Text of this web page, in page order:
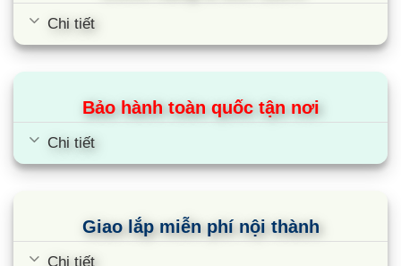
Sự kết hợp giữa công nghệ biến tần (inverter) tiết
kiệm điện và máy nén Swing độc quyền, sử dụng
môi chất làm lạnh thế hệ mới nhất gas R32, với
R22 khiến Daikin FTKB60ZVMV có hiệu suất năng
lượng vượt trội. Trong thực nghiệm của Quatest3
Chi tiết
Bảo hành toàn quốc tận nơi
Chi tiết
Giao lắp miễn phí nội thành
Chi tiết